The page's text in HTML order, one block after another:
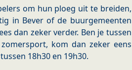
om hun ploeg uit te breiden,
in Bever of de buurgemeenten
dan zeker verder. Ben je tussen
kom dan zeker eens
18h30 en 19h30.